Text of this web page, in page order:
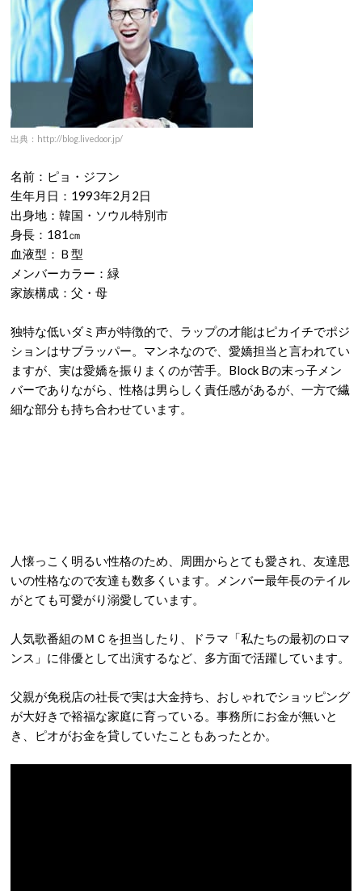
出典：http://blog.livedoor.jp/
名前：ピョ・ジフン
生年月日：1993年2月2日
出身地：韓国・ソウル特別市
身長：181㎝
血液型：Ｂ型
メンバーカラー：緑
家族構成：父・母
独特な低いダミ声が特徴的で、ラップの才能はピカイチでポジ
ションはサブラッパー。マンネなので、愛嬌担当と言われてい
ますが、実は愛嬌を振りまくのが苦手。Block Bの末っ子メン
バーでありながら、性格は男らしく責任感があるが、一方で繊
細な部分も持ち合わせています。
人懐っこく明るい性格のため、周囲からとても愛され、友達思
いの性格なので友達も数多くいます。メンバー最年長のテイル
がとても可愛がり溺愛しています。
人気歌番組のＭＣを担当したり、ドラマ「私たちの最初のロマ
ンス」に俳優として出演するなど、多方面で活躍しています。
父親が免税店の社長で実は大金持ち、おしゃれでショッピング
が大好きで裕福な家庭に育っている。事務所にお金が無いと
き、ピオがお金を貸していたこともあったとか。